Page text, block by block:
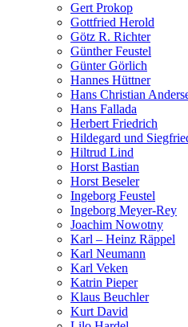
Gert Prokop
Gottfried Herold
Götz R. Richter
Günther Feustel
Günter Görlich
Hannes Hüttner
Hans Christian
Hans Fallada
Herbert Friedrich
Hildegard und
Hiltrud Lind
Horst Bastian
Horst Beseler
Ingeborg Feustel
Ingeborg Meyer-Rey
Joachim Nowotny
Karl – Heinz Räppel
Karl Neumann
Karl Veken
Katrin Pieper
Klaus Beuchler
Kurt David